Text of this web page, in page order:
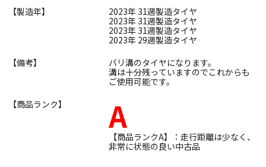
【製造年】
2023年 31週製造タイヤ
2023年 31週製造タイヤ
2023年 31週製造タイヤ
2023年 29週製造タイヤ
【備考】
バリ溝のタイヤになります。
溝は十分残っていますのでこれからも
ご使用可能です。
【商品ランク】
A
【商品ランクA】：走行距離は少なく、
非常に状態の良い中古品